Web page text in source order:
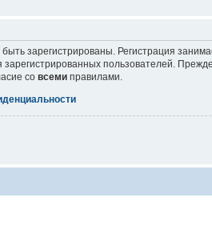
зарегистрированы. Регистрация
пользователей.
со всеми правилами.